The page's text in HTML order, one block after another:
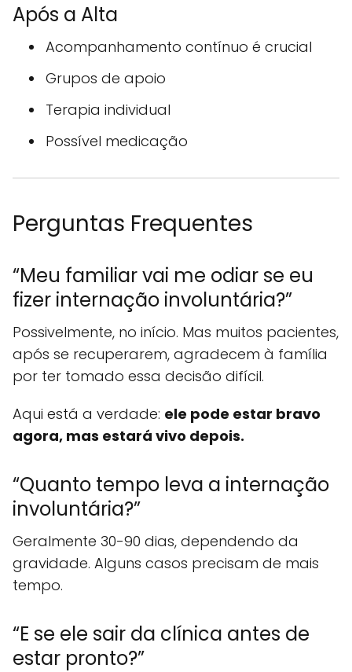
Após a Alta
Acompanhamento contínuo é crucial
Grupos de apoio
Terapia individual
Possível medicação
Perguntas Frequentes
“Meu familiar vai me odiar se eu
fizer internação involuntária?”
Possivelmente, no início. Mas muitos pacientes,
após se recuperarem, agradecem à família
por ter tomado essa decisão difícil.
Aqui está a verdade: ele pode estar bravo
agora, mas estará vivo depois.
“Quanto tempo leva a internação
involuntária?”
Geralmente 30-90 dias, dependendo da
gravidade. Alguns casos precisam de mais
tempo.
“E se ele sair da clínica antes de
estar pronto?”